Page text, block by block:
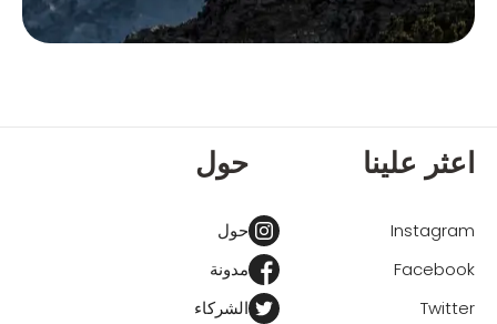
اعثر علينا
Instagram
Facebook
Twitter
حول
حول
مدونة
الشركاء